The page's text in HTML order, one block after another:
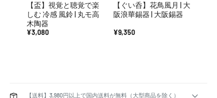
【盃】視覚と聴覚で楽
しむ 冷感 風鈴 | 丸モ高
木陶器
¥3,080
【ぐい呑】花鳥風月 | 大
阪浪華錫器 | 大阪錫器
¥9,350
【送料】3,980円以上で国内送料が無料（大型商品を除く）